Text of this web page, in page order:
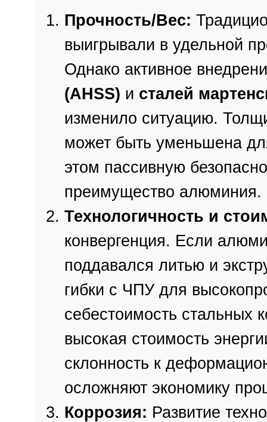
Прочность/Вес:
выигрывали в удельной
Однако активное
(AHSS) и сталей
изменило ситуацию.
может быть уменьшена
этом пассивную
преимущество алюминия.
Технологичность и
конвергенция. Если
поддавался литью и
гибки с ЧПУ для
себестоимость стальных
высокая стоимость
склонность к
осложняют экономику
Коррозия: Развитие